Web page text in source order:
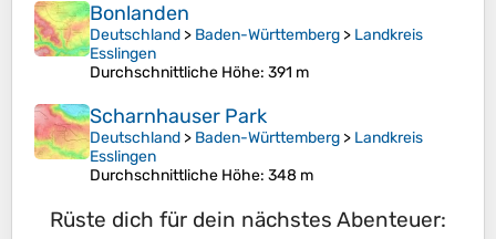
Bonlanden
Deutschland > Baden-Württemberg > Landkreis
Esslingen
Durchschnittliche Höhe: 391 m
Scharnhauser Park
Deutschland > Baden-Württemberg > Landkreis
Esslingen
Durchschnittliche Höhe: 348 m
Rüste dich für dein nächstes Abenteuer: